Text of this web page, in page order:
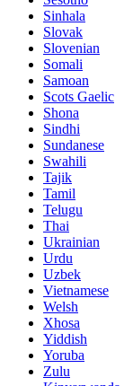
Sinhala
Slovak
Slovenian
Somali
Samoan
Scots Gaelic
Shona
Sindhi
Sundanese
Swahili
Tajik
Tamil
Telugu
Thai
Ukrainian
Urdu
Uzbek
Vietnamese
Welsh
Xhosa
Yiddish
Yoruba
Zulu